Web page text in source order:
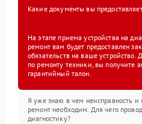
Какие документы вы
На этапе приема устройства на
ремонт вам будет предоставлен
обязательств на ваше устройство.
по ремонту техники, вы получите
гарантийный талон.
Я уже знаю в чем неисправность и
ремонт необходим. Для чего
диагностику?